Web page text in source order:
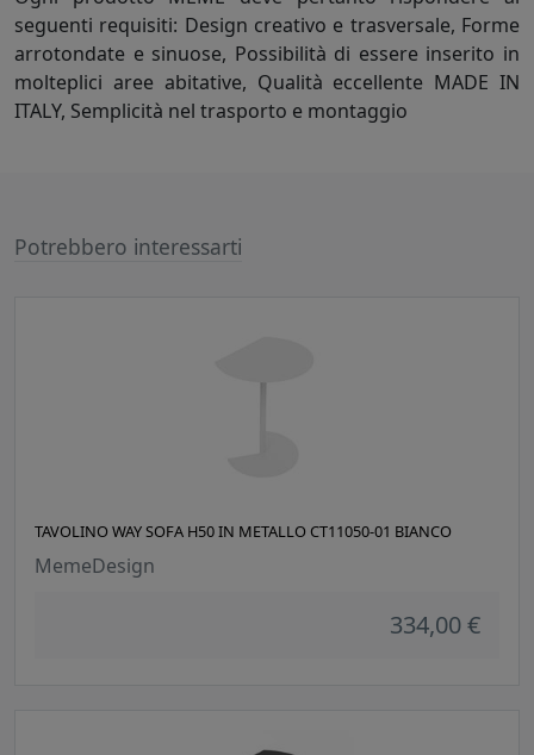
seguenti requisiti: Design creativo e trasversale, Forme
arrotondate e sinuose, Possibilità di essere inserito in
molteplici aree abitative, Qualità eccellente MADE IN
ITALY, Semplicità nel trasporto e montaggio
Potrebbero interessarti
TAVOLINO WAY SOFA H50 IN METALLO CT11050-01 BIANCO
MemeDesign
334,00 €